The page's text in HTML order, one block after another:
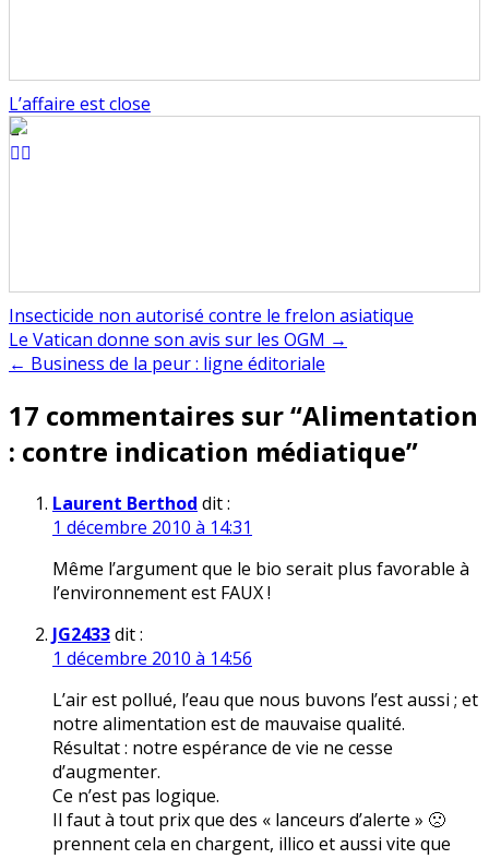
L’affaire est close
Insecticide non autorisé contre le frelon asiatique
Navigation
de
l’article
Le Vatican donne son avis sur les OGM →
← Business de la peur : ligne éditoriale
17 commentaires sur “Alimentation
: contre indication médiatique”
Laurent Berthod dit :
1 décembre 2010 à 14:31
Même l’argument que le bio serait plus favorable à
l’environnement est FAUX !
JG2433dit :
1 décembre 2010 à 14:56
L’air est pollué, l’eau que nous buvons l’est aussi ; et
notre alimentation est de mauvaise qualité.
Résultat : notre espérance de vie ne cesse
d’augmenter.
Ce n’est pas logique.
Il faut à tout prix que des « lanceurs d’alerte » 🙁
prennent cela en chargent, illico et aussi vite que